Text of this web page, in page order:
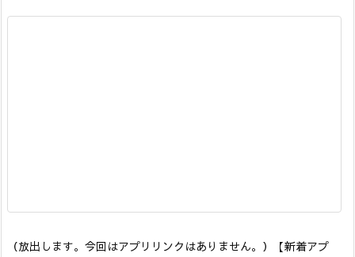
（放出します。今回はアプリリンクはありません。）
【新着アプ